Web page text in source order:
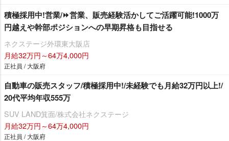
積極採用中!営業/⏩️営業、販売経験活かしてご活躍可能!1000万
円越えや幹部ポジションへの早期昇格も目指せる
ネクステージ外環東大阪店
月給32万円～64万4,000円
正社員 / 大阪府
自動車の販売スタッフ/積極採用中!/未経験でも月給32万円以上!/
20代平均年収555万
SUV LAND箕面/株式会社ネクステージ
月給32万円～64万4,000円
正社員 / 大阪府